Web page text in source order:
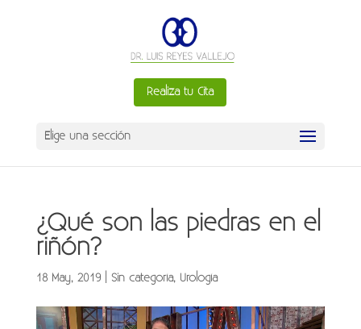
Realiza tu Cita
Elige una sección
¿Qué son las piedras en el
riñón?
18 May, 2019| Sin categoría, Urología
Reproductor